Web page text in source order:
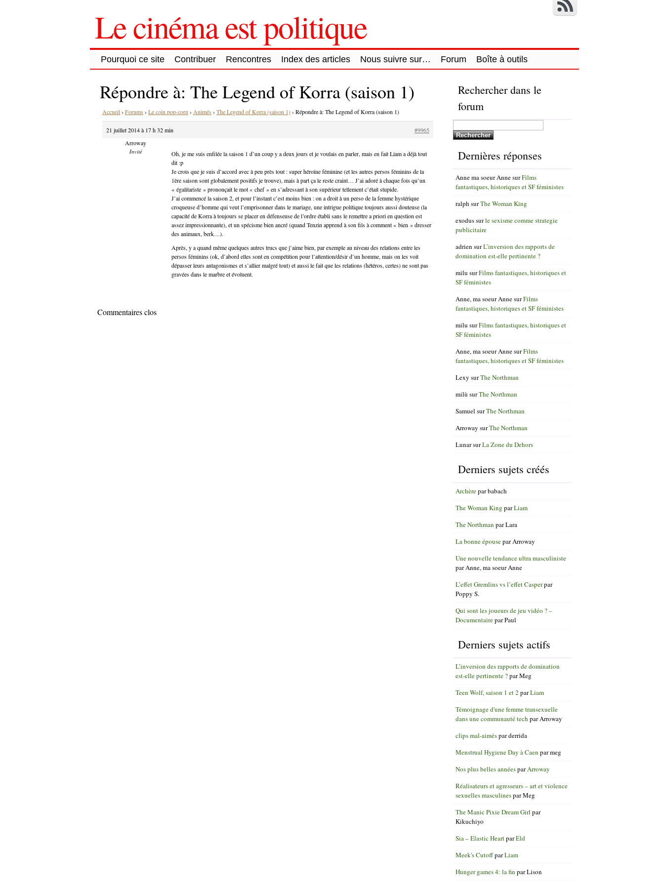
Le cinéma est politique
Pourquoi ce site Contribuer Rencontres Index des articles Nous suivre sur… Forum Boîte à outils
Répondre à: The Legend of Korra (saison 1)
Accueil› Forums › Le coin pop-corn › Animés › The Legend of Korra (saison 1)› Répondre à: The Legend of Korra (saison 1)
21 juillet 2014 à 17 h 32 min
#9965
Arroway
Invité
Oh, je me suis enfilée la saison 1 d’un coup y a deux jours et je voulais en parler, mais en fait Liam a déjà tout
dit :p
Je crois que je suis d’accord avec à peu près tout : super héroïne féminine (et les autres persos féminins de la
1ère saison sont globalement positifs je trouve), mais à part ça le reste craint… J’ai adoré à chaque fois qu’un
« égalitariste » prononçait le mot « chef » en s’adressant à son supérieur tellement c’était stupide.
J’ai commencé la saison 2, et pour l’instant c’est moins bien : on a droit à un perso de la femme hystérique
croqueuse d’homme qui veut l’emprisonner dans le mariage, une intrigue politique toujours aussi douteuse (la
capacité de Korra à toujours se placer en défenseuse de l’ordre établi sans le remettre a priori en question est
assez impressionnante), et un spécisme bien ancré (quand Tenzin apprend à son fils à comment « bien » dresser
des animaux, berk…).
Après, y a quand même quelques autres trucs que j’aime bien, par exemple au niveau des relations entre les
persos féminins (ok, d’abord elles sont en compétition pour l’attention/désir d’un homme, mais on les voit
dépasser leurs antagonismes et s’allier malgré tout) et aussi le fait que les relations (hétéros, certes) ne sont pas
gravées dans le marbre et évoluent.
Commentaires clos
Rechercher dans le
forum
Dernières réponses
Anne ma soeur AnnesurFilms
fantastiques, historiques et SF féministes
ralph surThe Woman King
exodussurle sexisme comme strategie
publicitaire
adrien surL’inversion des rapports de
domination est-elle pertinente ?
milu surFilms fantastiques, historiques et
SF féministes
Anne, ma soeur AnnesurFilms
fantastiques, historiques et SF féministes
milu surFilms fantastiques, historiques et
SF féministes
Anne, ma soeur AnnesurFilms
fantastiques, historiques et SF féministes
Lexy surThe Northman
milù surThe Northman
Samuel surThe Northman
Arroway surThe Northman
LunarsurLa Zone du Dehors
Derniers sujets créés
Archèreparbabach
The Woman King parLiam
The Northman parLara
La bonne épouseparArroway
Une nouvelle tendance ultra masculiniste
parAnne, ma soeur Anne
L’effet Gremlins vs l’effet Casperpar
Poppy S.
Qui sont les joueurs de jeu vidéo ? –
DocumentaireparPaul
Derniers sujets actifs
L’inversion des rapports de domination
est-elle pertinente ?parMeg
Teen Wolf, saison 1 et 2 parLiam
Témoignage d'une femme transexuelle
dans une communauté tech parArroway
clips mal-aimésparderrida
Menstrual Hygiene Day à Caen parmeg
Nos plus belles annéesparArroway
Réalisateurs et agresseurs – art et violence
sexuelles masculinesparMeg
The Manic Pixie Dream Girl par
Kikuchiyo
Sia – Elastic HeartparEld
Meek's CutoffparLiam
Hunger games 4: la fin parLison